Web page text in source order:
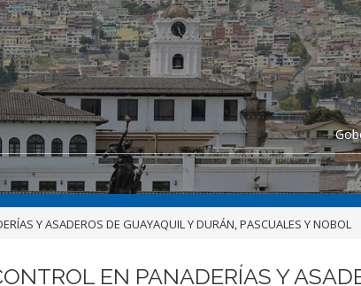
Y ASADEROS DE GUAYAQUIL Y DURÁN, PASCUALES Y NOBOL
EN PANADERÍAS Y